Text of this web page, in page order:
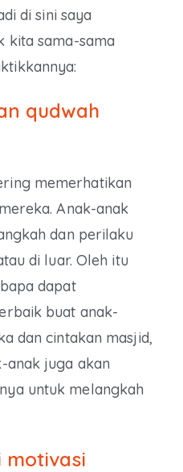
di sini saya
kita sama-sama
qudwah
memerhatikan
Anak-anak
dan perilaku
di luar. Oleh itu
dapat
buat anak-
dan cintakan masjid,
anak juga akan
untuk melangkah
motivasi